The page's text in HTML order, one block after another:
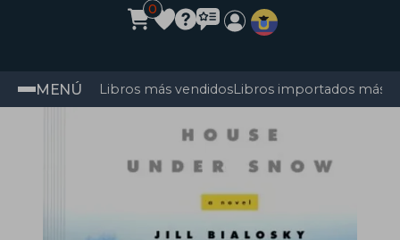
0
MENÚ Libros más vendidosLibros importados más